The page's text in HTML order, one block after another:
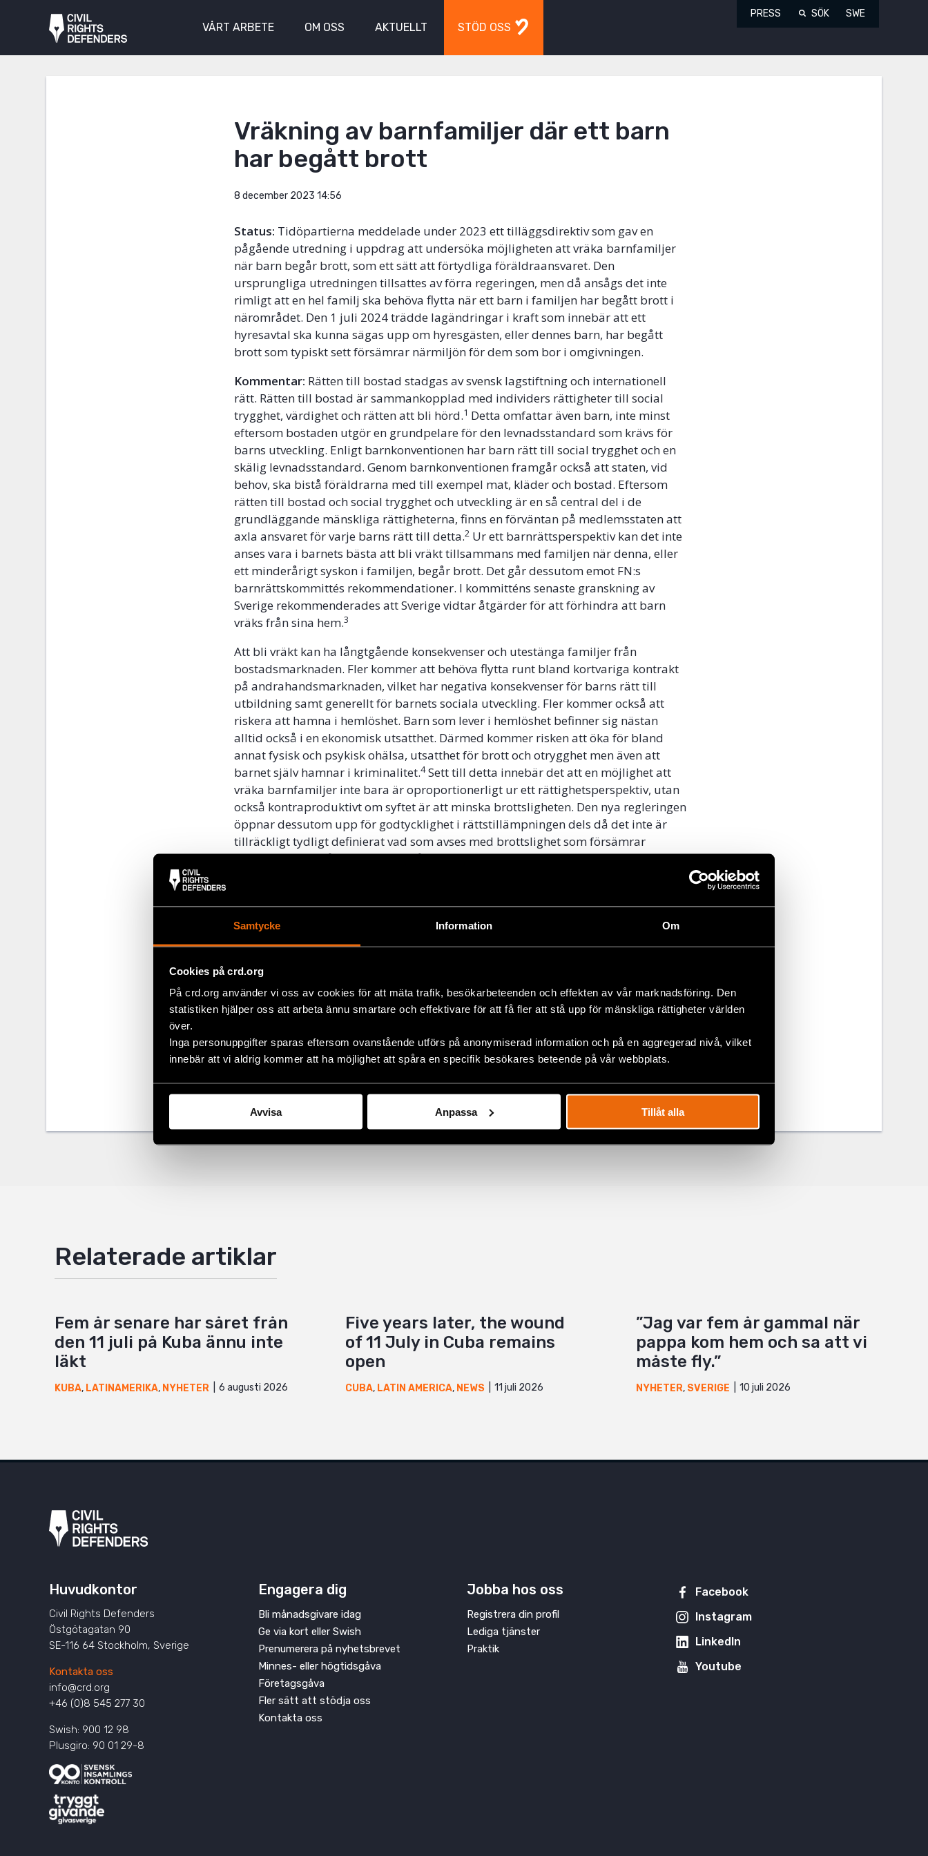
Samtycke Information Om
Cookies på crd.org
På crd.org använder vi oss av cookies för att mäta trafik, besökarbeteenden och effekten av vår marknadsföring. Den
statistiken hjälper oss att arbeta ännu smartare och effektivare för att få fler att stå upp för mänskliga rättigheter världen
över.
Inga personuppgifter sparas eftersom ovanstående utförs på anonymiserad information och på en aggregerad nivå, vilket
innebär att vi aldrig kommer att ha möjlighet att spåra en specifik besökares beteende på vår webbplats.
Avvisa Anpassa Tillåt alla
VÅRT ARBETE OM OSS AKTUELLT STÖD OSS
PRESS SÖK SWE
Vräkning av barnfamiljer där ett barn
har begått brott
8 december 2023 14:56
Status: Tidöpartierna meddelade under 2023 ett tilläggsdirektiv som gav en
pågående utredning i uppdrag att undersöka möjligheten att vräka barnfamiljer
när barn begår brott, som ett sätt att förtydliga föräldraansvaret. Den
ursprungliga utredningen tillsattes av förra regeringen, men då ansågs det inte
rimligt att en hel familj ska behöva flytta när ett barn i familjen har begått brott i
närområdet. Den 1 juli 2024 trädde lagändringar i kraft som innebär att ett
hyresavtal ska kunna sägas upp om hyresgästen, eller dennes barn, har begått
brott som typiskt sett försämrar närmiljön för dem som bor i omgivningen.
Kommentar: Rätten till bostad stadgas av svensk lagstiftning och internationell
rätt. Rätten till bostad är sammankopplad med individers rättigheter till social
trygghet, värdighet och rätten att bli hörd.1 Detta omfattar även barn, inte minst
eftersom bostaden utgör en grundpelare för den levnadsstandard som krävs för
barns utveckling. Enligt barnkonventionen har barn rätt till social trygghet och en
skälig levnadsstandard. Genom barnkonventionen framgår också att staten, vid
behov, ska bistå föräldrarna med till exempel mat, kläder och bostad. Eftersom
rätten till bostad och social trygghet och utveckling är en så central del i de
grundläggande mänskliga rättigheterna, finns en förväntan på medlemsstaten att
axla ansvaret för varje barns rätt till detta.2 Ur ett barnrättsperspektiv kan det inte
anses vara i barnets bästa att bli vräkt tillsammans med familjen när denna, eller
ett minderårigt syskon i familjen, begår brott. Det går dessutom emot FN:s
barnrättskommittés rekommendationer. I kommitténs senaste granskning av
Sverige rekommenderades att Sverige vidtar åtgärder för att förhindra att barn
vräks från sina hem.3
Att bli vräkt kan ha långtgående konsekvenser och utestänga familjer från
bostadsmarknaden. Fler kommer att behöva flytta runt bland kortvariga kontrakt
på andrahandsmarknaden, vilket har negativa konsekvenser för barns rätt till
utbildning samt generellt för barnets sociala utveckling. Fler kommer också att
riskera att hamna i hemlöshet. Barn som lever i hemlöshet befinner sig nästan
alltid också i en ekonomisk utsatthet. Därmed kommer risken att öka för bland
annat fysisk och psykisk ohälsa, utsatthet för brott och otrygghet men även att
barnet själv hamnar i kriminalitet.4Sett till detta innebär det att en möjlighet att
vräka barnfamiljer inte bara är oproportionerligt ur ett rättighetsperspektiv, utan
också kontraproduktivt om syftet är att minska brottsligheten. Den nya regleringen
öppnar dessutom upp för godtycklighet i rättstillämpningen dels då det inte är
tillräckligt tydligt definierat vad som avses med brottslighet som försämrar
närmiljön, dels då det inte finns någon tydlig geografisk begränsning gällande var
CESCR:s allmänna kommentar nr. 4: The right to adequate housing (art. 11 (1) of the Covenant), p. 7 och 8.
https://www.barnombudsmannen.se/globalassets/dokument/publikationer/bo_ar2022_blir-det-nan-
rattigheter/crc_c_swe_co_6-7_51663_svensk-version-final.pdf
4 Forte (2018), Ungdomars och unga vuxnas levnadsvillkor i Sverige – En kunskapsöversikt med fokus på
ojämlikhet.
Senast uppdaterad: 2024-10-02
Dela
Twitter
Relaterade artiklar
Fem år senare har såret från
den 11 juli på Kuba ännu inte
läkt
KUBA, LATINAMERIKA, NYHETER 6 augusti 2026
Five years later, the wound
of 11 July in Cuba remains
open
CUBA, LATIN AMERICA, NEWS 11 juli 2026
”Jag var fem år gammal när
pappa kom hem och sa att vi
måste fly.”
NYHETER, SVERIGE 10 juli 2026
Huvudkontor
Civil Rights Defenders
Östgötagatan 90
SE-116 64 Stockholm, Sverige
Kontakta oss
info@crd.org
+46 (0)8 545 277 30
Swish: 900 12 98
Plusgiro: 90 01 29-8
Engagera dig
Bli månadsgivare idag
Ge via kort eller Swish
Prenumerera på nyhetsbrevet
Minnes- eller högtidsgåva
Företagsgåva
Fler sätt att stödja oss
Kontakta oss
Jobba hos oss
Registrera din profil
Lediga tjänster
Praktik
Facebook
Instagram
LinkedIn
Youtube